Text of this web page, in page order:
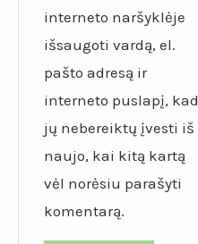
interneto naršyklėje
išsaugoti vardą, el.
pašto adresą ir
interneto puslapį, kad
jų nebereiktų įvesti iš
naujo, kai kitą kartą
vėl norėsiu parašyti
komentarą.